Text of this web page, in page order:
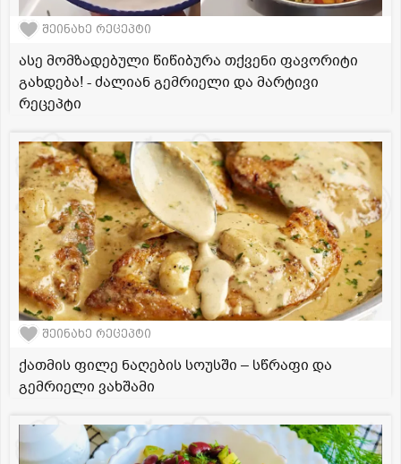
შეინახე რეცეპტი
ასე მომზადებული წიწიბურა თქვენი ფავორიტი
გახდება! - ძალიან გემრიელი და მარტივი
რეცეპტი
შეინახე რეცეპტი
ქათმის ფილე ნაღების სოუსში – სწრაფი და
გემრიელი ვახშამი